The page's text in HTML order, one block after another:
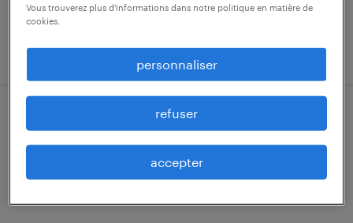
publié le 16 juillet 2026
chau-chauffeur c- grue auxiliaire
luxembourg centre, centre
mission d'intérim
Vous trouverez plus d'informations dans notre politique en matière de
cookies.
personnaliser
refuser
accepter